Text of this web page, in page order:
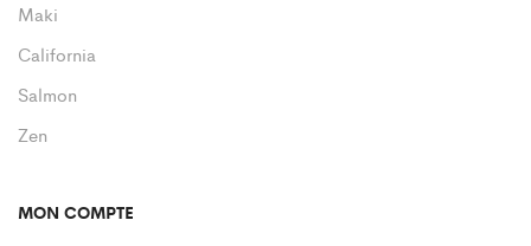
Maki
California
Salmon
Zen
MON COMPTE